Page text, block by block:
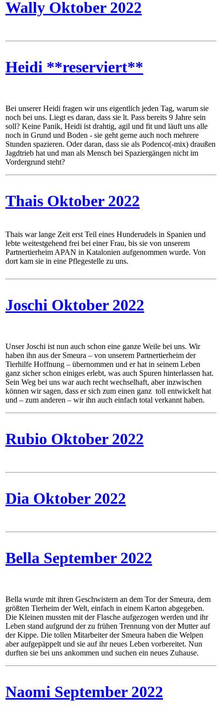
Wally Oktober 2022
Heidi **reserviert**
Bei unserer Heidi fragen wir uns eigentlich jeden Tag, warum sie
noch bei uns. Liegt es daran, dass sie lt. Pass bereits 9 Jahre sein
soll? Keine Panik, Heidi ist drahtig, agil und fit und läuft uns alle
noch in Grund und Boden - sie geht gerne auch noch mehrere
Stunden spazieren. Oder daran, dass sie als Podenco(-mix) draußen
Jagdtrieb hat und man als Mensch bei Spaziergängen nicht im
Vordergrund steht?
Thais Oktober 2022
Thais war lange Zeit erst Teil eines Hunderudels in Spanien und
lebte weitestgehend frei bei einer Frau, bis sie von unserem
Partnertierheim APAN in Katalonien aufgenommen wurde. Von
dort kam sie in eine Pflegestelle zu uns.
Joschi Oktober 2022
Unser Joschi ist nun auch schon eine ganze Weile bei uns. Wir
haben ihn aus der Smeura – von unserem Partnertierheim der
Tierhilfe Hoffnung – übernommen und er hat in seinem Leben
ganz sicher schon einiges erlebt, was auch Spuren hinterlassen hat.
Sein Weg bei uns war auch recht wechselhaft, aber inzwischen
können wir sagen, dass er sich zum einen ganz toll entwickelt hat
und – zum anderen – wir ihn auch einfach total verkannt haben.
Rubio Oktober 2022
Dia Oktober 2022
Bella September 2022
Bella wurde mit ihren Geschwistern an dem Tor der Smeura, dem
größten Tierheim der Welt, einfach in einem Karton abgegeben.
Die Kleinen mussten mit der Flasche aufgezogen werden und ihr
Leben stand aufgrund der zu frühen Trennung von der Mutter auf
der Kippe. Die tollen Mitarbeiter der Smeura haben die Welpen
aber aufgepäppelt und sie auf ihr neues Leben vorbereitet. Nun
durften sie bei uns ankommen und suchen ein neues Zuhause.
Naomi September 2022